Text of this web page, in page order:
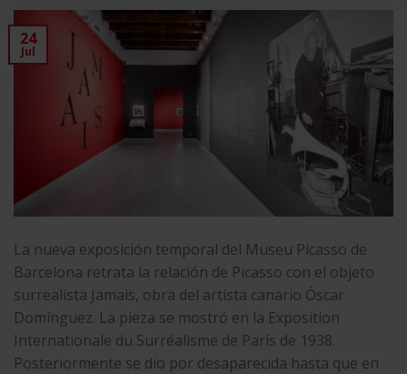
24
Jul
La nueva exposición temporal del Museu Picasso de
Barcelona retrata la relación de Picasso con el objeto
surrealista Jamais, obra del artista canario Óscar
Domínguez. La pieza se mostró en la Exposition
Internationale du Surréalisme de París de 1938.
Posteriormente se dio por desaparecida hasta que en